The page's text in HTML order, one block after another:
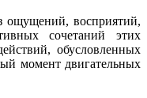
ощущений, восприятий,
сочетаний этих
обусловленных
момент двигательных